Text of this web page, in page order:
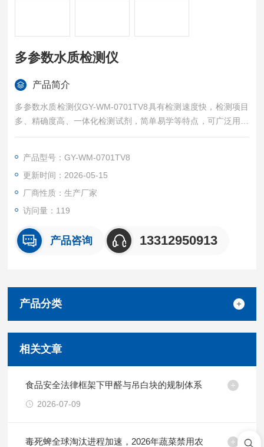
多参数水质检测仪
产品简介
多参数水质检测仪GY-WM-0701TV8具有检测速度快，检测项目
多、精确度高、一体化检测试剂，简单易学等特点，可广泛用于
水厂、食品、化工、冶金、环保及制药行业等部门的污水检测，
产品型号：GY-WM-0701TV8
更新时间：2026-05-15
厂商性质：生产厂家
访问量：119
产品咨询 13312950913
产品分类
相关文章
食品安全法律框架下甲醛与吊白块的规制体系
2026-07-09
毒死蜱全球淘汰进程加速，2026年蔬菜禁用农